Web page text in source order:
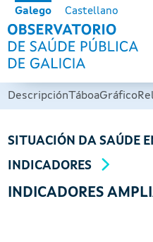
Ir o contido principal
Galego Castellano
DescripciónTáboaGráfico
SITUACIÓN DA SAÚDE
INDICADORES
INDICADORES